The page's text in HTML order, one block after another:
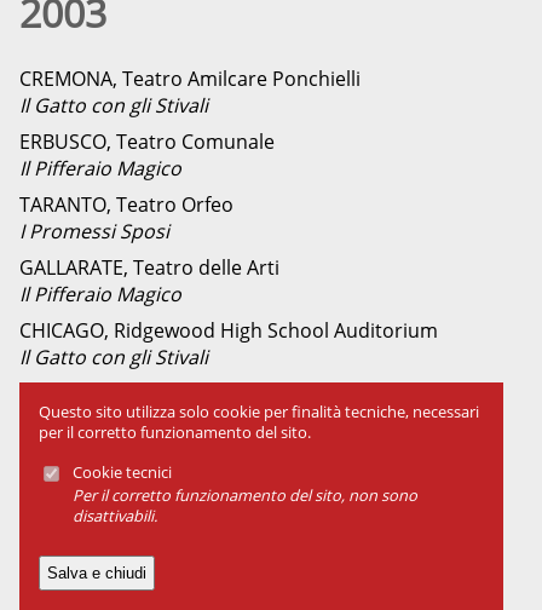
2003
CREMONA, Teatro Amilcare Ponchielli
Il Gatto con gli Stivali
ERBUSCO, Teatro Comunale
Il Pifferaio Magico
TARANTO, Teatro Orfeo
I Promessi Sposi
GALLARATE, Teatro delle Arti
Il Pifferaio Magico
CHICAGO, Ridgewood High School Auditorium
Il Gatto con gli Stivali
Il Pifferaio Magico
Lo spirito folletto
PORTO SANT'ELPIDIO, Festival Internazionale del
Teatro per Ragazzi
Il Pifferaio Magico
Questo sito utilizza solo cookie per finalità tecniche, necessari
per il corretto funzionamento del sito.
Cookie tecnici
Per il corretto funzionamento del sito, non sono
disattivabili.